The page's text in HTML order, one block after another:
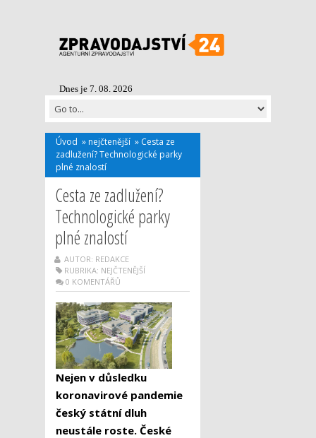
Dnes je 7. 08. 2026
Úvod » nejčtenější » Cesta ze
zadlužení? Technologické parky
plné znalostí
Cesta ze zadlužení?
Technologické parky
plné znalostí
AUTOR: REDAKCE
RUBRIKA: NEJČTENĚJŠÍ
0 KOMENTÁŘŮ
Nejen v důsledku
koronavirové pandemie
český státní dluh
neustále roste. České